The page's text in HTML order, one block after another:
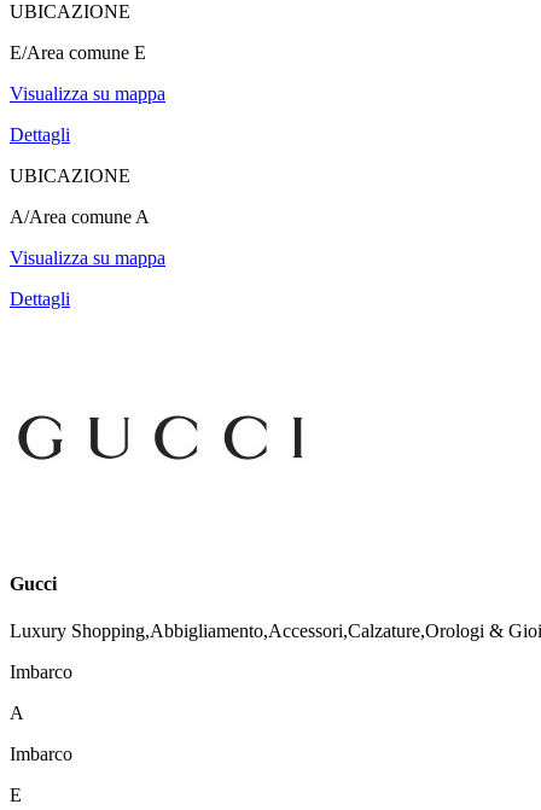
UBICAZIONE
E/Area comune E
Visualizza su mappa
Dettagli
UBICAZIONE
A/Area comune A
Visualizza su mappa
Dettagli
Gucci
Luxury Shopping,Abbigliamento,Accessori,Calzature,Orologi &
Imbarco
A
Imbarco
E